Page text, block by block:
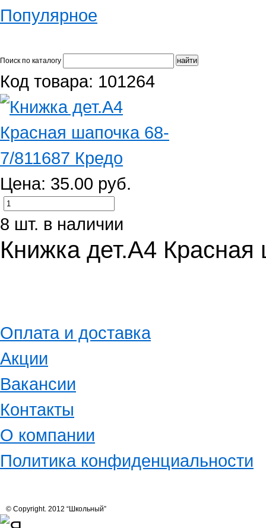
Популярное
Поиск по каталогу
Код товара: 101264
Цена: 35.00 руб.
8 шт. в наличии
Книжка дет.А4
Оплата и доставка
Акции
Вакансии
Контакты
О компании
Политика конфиденциальности
© Copyright. 2012 “Школьный”